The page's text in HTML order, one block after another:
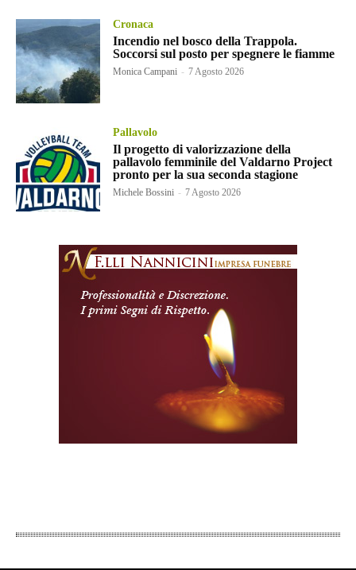
Cronaca
Incendio nel bosco della Trappola.
Soccorsi sul posto per spegnere le fiamme
Monica Campani - 7 Agosto 2026
Pallavolo
Il progetto di valorizzazione della
pallavolo femminile del Valdarno Project
pronto per la sua seconda stagione
Michele Bossini - 7 Agosto 2026